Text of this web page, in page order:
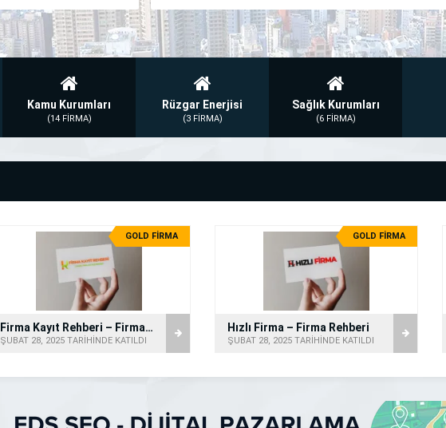
Kamu Kurumları
(14 FİRMA)
Rüzgar Enerjisi
(3 FİRMA)
Sağlık Kurumları
(6 FİRMA)
GOLD FİRMA
Firma Kayıt Rehberi – Firma Rehberi
ŞUBAT 28, 2025 TARİHİNDE KATILDI
GOLD FİRMA
Hızlı Firma – Firma Rehberi
ŞUBAT 28, 2025 TARİHİNDE KATILDI